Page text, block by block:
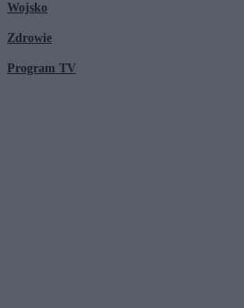
Wojsko
Zdrowie
Program TV